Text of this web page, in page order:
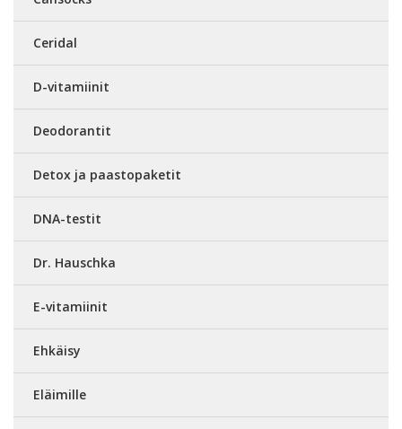
Ceridal
D-vitamiinit
Deodorantit
Detox ja paastopaketit
DNA-testit
Dr. Hauschka
E-vitamiinit
Ehkäisy
Eläimille